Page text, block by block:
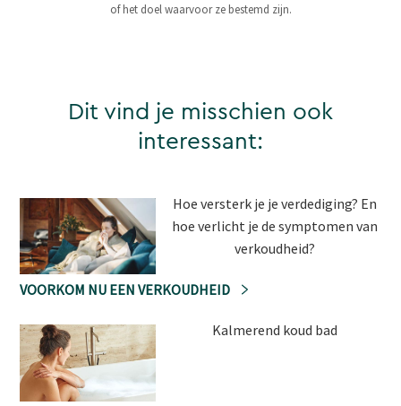
of het doel waarvoor ze bestemd zijn.
Dit vind je misschien ook
interessant:
Hoe versterk je je verdediging? En
hoe verlicht je de symptomen van
verkoudheid?
VOORKOM NU EEN VERKOUDHEID
Kalmerend koud bad